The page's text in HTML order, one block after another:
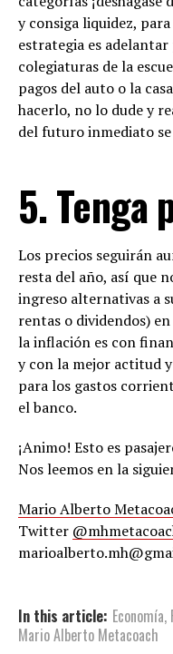
y consiga liquidez,
estrategia es
colegiaturas de la
pagos del auto o la
hacerlo, no lo dude y
del futuro inmediato
5. Tenga
Los precios seguirán
resta del año, así que
ingreso alternativas a
rentas o dividendos)
la inflación es con
y con la mejor actitud
para los gastos
el banco.
¡Animo! Esto es
Nos leemos en la
Mario Alberto
Twitter
In this article: Economía,
Mario Alberto Metacoach